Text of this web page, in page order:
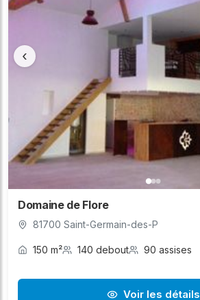
‹
Domaine de Flore
81700 Saint-Germain-des-P
150 m² 140 debout 90 assises
Voir les détails